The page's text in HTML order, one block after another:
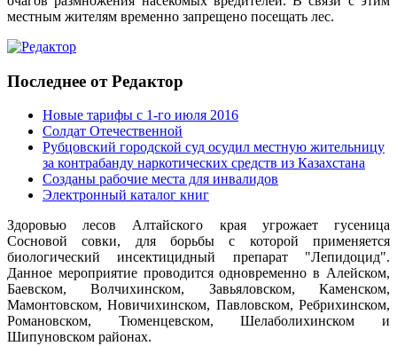
местным жителям временно запрещено посещать лес.
Последнее от Редактор
Новые тарифы с 1-го июля 2016
Солдат Отечественной
Рубцовский городской суд осудил местную жительницу
за контрабанду наркотических средств из Казахстана
Созданы рабочие места для инвалидов
Электронный каталог книг
Здоровью лесов Алтайского края угрожает гусеница
Сосновой совки, для борьбы с которой применяется
биологический инсектицидный препарат "Лепидоцид".
Данное мероприятие проводится одновременно в Алейском,
Баевском, Волчихинском, Завьяловском, Каменском,
Мамонтовском, Новичихинском, Павловском, Ребрихинском,
Романовском, Тюменцевском, Шелаболихинском и
Шипуновском районах.